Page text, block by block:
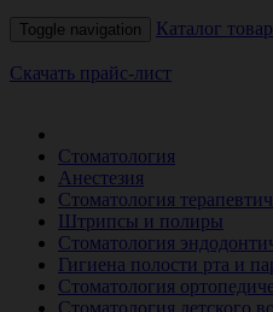
Toggle navigation Каталог
Скачать прайс-лист
Стоматология
Анестезия
Стоматология
Штрипсы и полиры
Стоматология
Гигиена полости рта и
Стоматология
Стоматология детского